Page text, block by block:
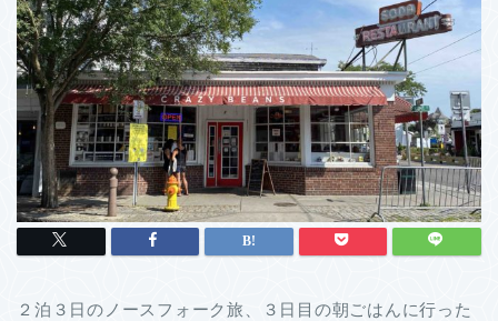
２泊３日のノースフォーク旅、３日目の朝ごはんに行った